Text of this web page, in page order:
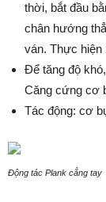
thời, bắt đầu
chân hướng
ván. Thực hiện
Để tăng độ
Căng cứng cơ
Tác động: cơ
Động tác Plank cẳng tay